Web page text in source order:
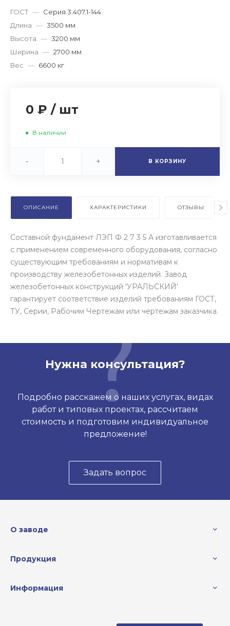
ГОСТ — Серия 3.407.1-144
Длина — 3500 мм
Высота — 3200 мм
Ширина — 2700 мм
Вес — 6600 кг
0 ₽ / шт
В наличии
- + В КОРЗИНУ
ОПИСАНИЕ ХАРАКТЕРИСТИКИ ОТЗЫВЫ
Составной фундамент ЛЭП Ф 2 7 3 5 А изготавливается
с применением современного оборудования, согласно
существующим требованиям и нормативам к
производству железобетонных изделий. Завод
железобетонных конструкций 'УРАЛЬСКИЙ'
гарантирует соответствие изделий требованиям ГОСТ,
ТУ, Серии, Рабочим Чертежам или чертежам заказчика.
Нужна консультация?
Подробно расскажем о наших услугах, видах
работ и типовых проектах, рассчитаем
стоимость и подготовим индивидуальное
предложение!
Задать вопрос
О заводе
Продукция
Информация